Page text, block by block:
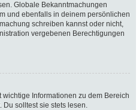
Globale Bekanntmachungen
und ebenfalls in deinem persönlichen
schreiben kannst oder nicht,
vergebenen Berechtigungen
Informationen zu dem Bereich
Du solltest sie stets lesen.